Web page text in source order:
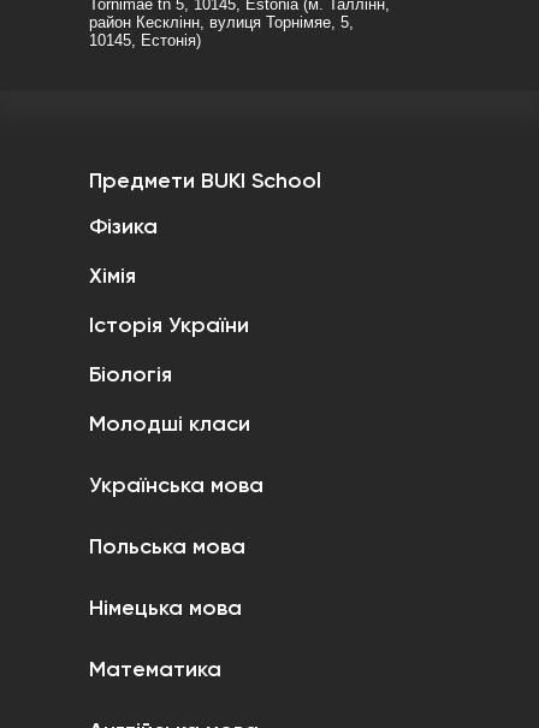
Tornimäe tn 5, 10145, Estonia (м. Таллінн,
район Кесклінн, вулиця Торнімяе, 5,
10145, Естонія)
Предмети BUKI School
Фізика
Хімія
Історія України
Біологія
Молодші класи
Українська мова
Польська мова
Німецька мова
Математика